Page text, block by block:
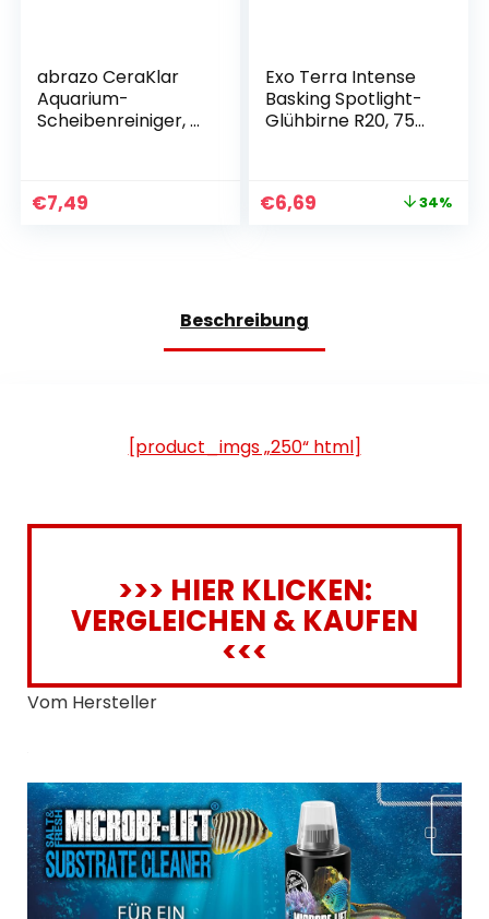
abrazo CeraKlar
Aquarium-
Scheibenreiniger, 2
kratzfreier
€7,49
Exo Terra Intense
Basking Spotlight-
Glühbirne R20, 75
€6,69 34%
Beschreibung
[product_imgs „250“ html]
>>> HIER KLICKEN:
VERGLEICHEN & KAUFEN
<<<
Vom Hersteller